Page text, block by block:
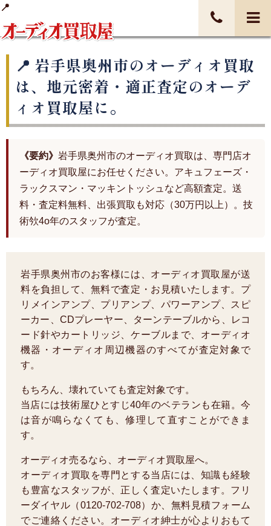
岩手県奥州市のオーディオ買取
は、地元密着・適正査定のオーデ
ィオ買取屋に。
《要約》 岩手県奥州市のオーディオ買取は、専門店オ
ーディオ買取屋にお任せください。アキュフェーズ・
ラックスマン・マッキントッシュなど高額査定。送
料・査定料無料、出張買取も対応（30万円以上）。技
術欦4o年のスタッフが査定。
岩手県奥州市のお客様には、オーディオ買取屋が送
料を負担して、無料で査定・お見積いたします。プ
リメインアンプ、プリアンプ、パワーアンプ、スピ
ーカー、CDプレーヤー、ターンテーブルから、レコ
ード針やカートリッジ、ケーブルまで、オーディオ
機器・オーディオ周辺機器のすべてが査定対象で
す。
もちろん、壊れていても査定対象です。
当店には技術屋ひとすじ40年のベテランも在籍。今
は音が鳴らなくても、修理して直すことができま
す。
オーディオ売るなら、オーディオ買取屋へ。
オーディオ買取を専門とする当店には、知識も経験
も豊富なスタッフが、正しく査定いたします。フリ
ーダイヤル（0120-702-708）か、無料見積フォーム
でご連絡ください。オーディオ紳士が心よりおもて